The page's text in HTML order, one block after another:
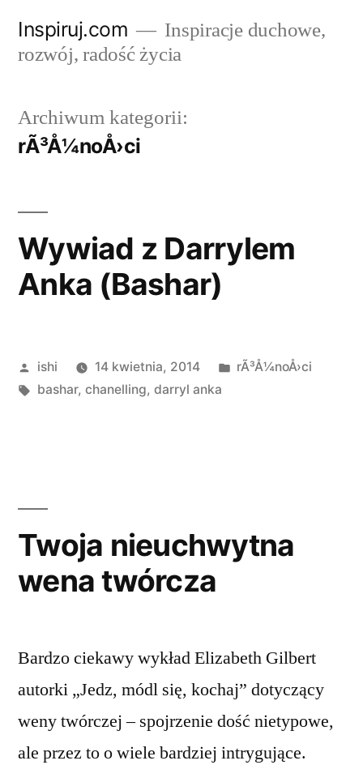
Inspiruj.com
Inspiracje duchowe,
rozwój, radość życia
Archiwum kategorii:
rÃ³Å¼noÅ›ci
Wywiad z Darrylem
Anka (Bashar)
Opublikowane
przez
ishi 14 kwietnia, 2014
Opublikowano
rÃ³Å¼noÅ›ci
Tagi:
bashar, chanelling, darryl anka
Twoja nieuchwytna
wena twórcza
Bardzo ciekawy wykład Elizabeth Gilbert
autorki „Jedz, módl się, kochaj” dotyczący
weny twórczej – spojrzenie dość nietypowe,
ale przez to o wiele bardziej intrygujące.